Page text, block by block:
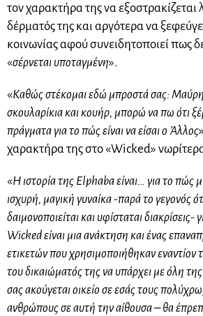
τον χαρακτήρα της να
δέρματός της και αργότερα να
κοινωνίας αφού συνειδητοποιεί πως
«σέρνεται υποταγμένη».
«Καθώς στέκομαι εδώ μπροστά σας:
σκουλαρίκια και κουήρ, μπορώ να πω ότι
πράγματα για το πώς είναι να είσαι ο Άλλος
χαρακτήρα της στο «Wicked»
«Η ιστορία της Elphaba είναι… για το πώς
ισχυρή, μαγική γυναίκα -παρά το γεγονός
δαιμονοποιείται και υφίσταται διακρίσεις-
Wicked είναι μια ανάκτηση και ένας
ετικετών που χρησιμοποιήθηκαν εναντίον
του δικαιώματός της να υπάρχει με όλη
σας ακούγεται οικείο σε εσάς τους
ανθρώπους σε αυτή την αίθουσα – θα